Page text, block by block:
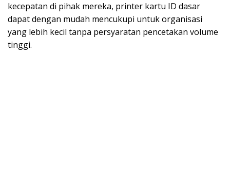
kecepatan di pihak mereka, printer kartu ID dasar
dapat dengan mudah mencukupi untuk organisasi
yang lebih kecil tanpa persyaratan pencetakan volume
tinggi.